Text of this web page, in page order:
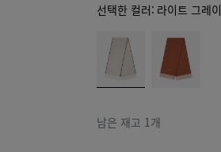
선택한 컬러: 라이트 그레이
color
(색상
을 선
택하
고 여
트
그
이
운
남은 재고 1개